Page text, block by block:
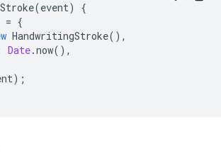
(event)
{
= {
HandwritingStroke(),
Date.now(),
);